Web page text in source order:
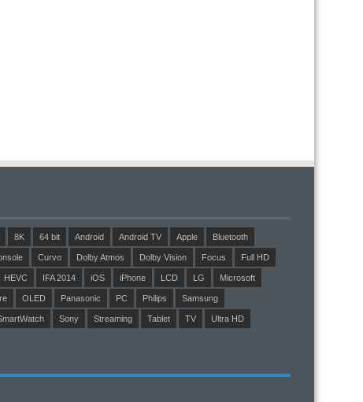
8K 64 bit Android Android TV Apple Bluetooth
Curvo Dolby Atmos Dolby Vision Focus Full HD
HEVC IFA 2014 iOS iPhone LCD LG Microsoft
OLED Panasonic PC Philips Samsung
Sony Streaming Tablet TV Ultra HD